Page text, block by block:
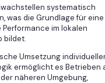
systematisch
was die Grundlage für eine
im lokalen
bildet.
Umsetzung
ermöglicht es Betrieben
näheren Umgebung,